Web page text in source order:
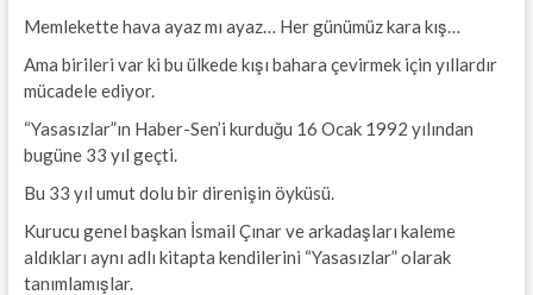
Memlekette hava ayaz mı ayaz… Her günümüz kara kış…
Ama birileri var ki bu ülkede kışı bahara çevirmek için yıllardır
mücadele ediyor.
“Yasasızlar”ın Haber-Sen’i kurduğu 16 Ocak 1992 yılından
bugüne 33 yıl geçti.
Bu 33 yıl umut dolu bir direnişin öyküsü.
Kurucu genel başkan İsmail Çınar ve arkadaşları kaleme
aldıkları aynı adlı kitapta kendilerini “Yasasızlar” olarak
tanımlamışlar.